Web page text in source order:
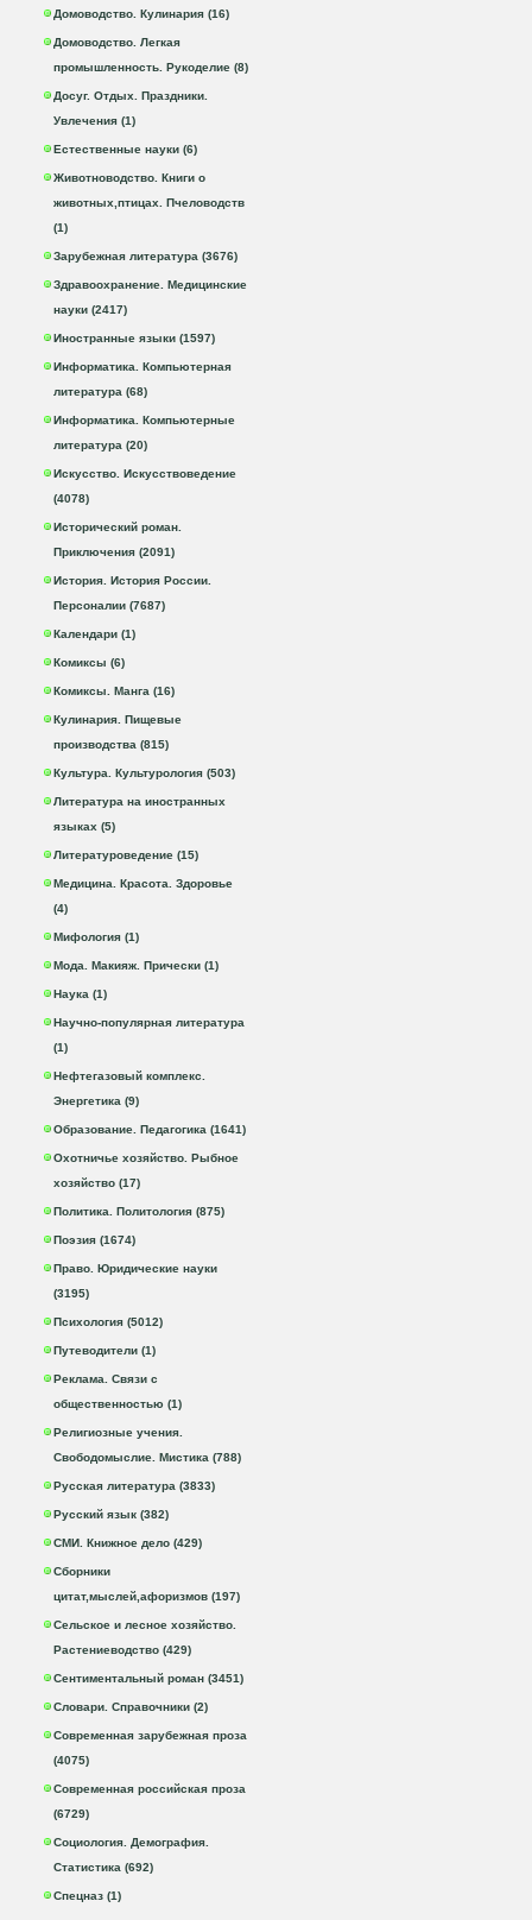
Домоводство. Кулинария (16)
Домоводство. Легкая
промышленность. Рукоделие (8)
Досуг. Отдых. Праздники.
Увлечения (1)
Естественные науки (6)
Животноводство. Книги о
животных,птицах. Пчеловодств
(1)
Зарубежная литература (3676)
Здравоохранение. Медицинские
науки (2417)
Иностранные языки (1597)
Информатика. Компьютерная
литература (68)
Информатика. Компьютерные
литература (20)
Искусство. Искусствоведение
(4078)
Исторический роман.
Приключения (2091)
История. История России.
Персоналии (7687)
Календари (1)
Комиксы (6)
Комиксы. Манга (16)
Кулинария. Пищевые
производства (815)
Культура. Культурология (503)
Литература на иностранных
языках (5)
Литературоведение (15)
Медицина. Красота. Здоровье
(4)
Мифология (1)
Мода. Макияж. Прически (1)
Наука (1)
Научно-популярная литература
(1)
Нефтегазовый комплекс.
Энергетика (9)
Образование. Педагогика (1641)
Охотничье хозяйство. Рыбное
хозяйство (17)
Политика. Политология (875)
Поэзия (1674)
Право. Юридические науки
(3195)
Психология (5012)
Путеводители (1)
Реклама. Связи с
общественностью (1)
Религиозные учения.
Свободомыслие. Мистика (788)
Русская литература (3833)
Русский язык (382)
СМИ. Книжное дело (429)
Сборники
цитат,мыслей,афоризмов (197)
Сельское и лесное хозяйство.
Растениеводство (429)
Сентиментальный роман (3451)
Словари. Справочники (2)
Современная зарубежная проза
(4075)
Современная российская проза
(6729)
Социология. Демография.
Статистика (692)
Спецназ (1)